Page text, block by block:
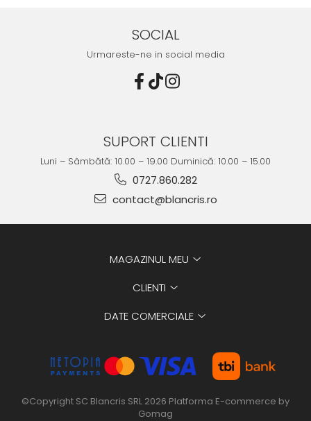
SOCIAL
Urmareste-ne in social media
SUPORT CLIENTI
Luni – Sâmbătă: 10.00 – 19.00 Duminică: 10.00 – 15.00
0727.860.282
contact@blancris.ro
MAGAZINUL MEU
CLIENTI
DATE COMERCIALE
©Copyright SC Blancris SRL 2026 Platforma E-commerce by
Gomag